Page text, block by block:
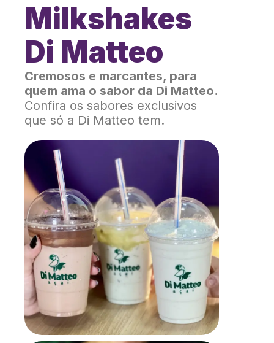
Milkshakes
Di Matteo
Cremosos e marcantes, para
quem ama o sabor da Di Matteo.
Confira os sabores exclusivos
que só a Di Matteo tem.